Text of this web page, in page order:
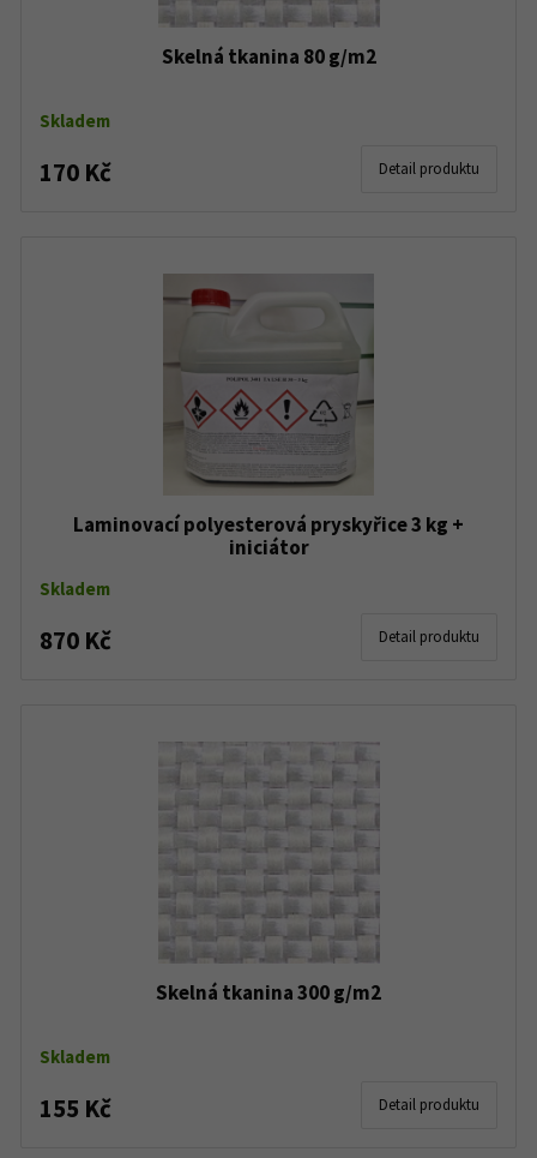
Skelná tkanina 80 g/m2
Skladem
170 Kč Detail produktu
Laminovací polyesterová pryskyřice 3 kg +
iniciátor
Skladem
870 Kč Detail produktu
Skelná tkanina 300 g/m2
Skladem
155 Kč Detail produktu